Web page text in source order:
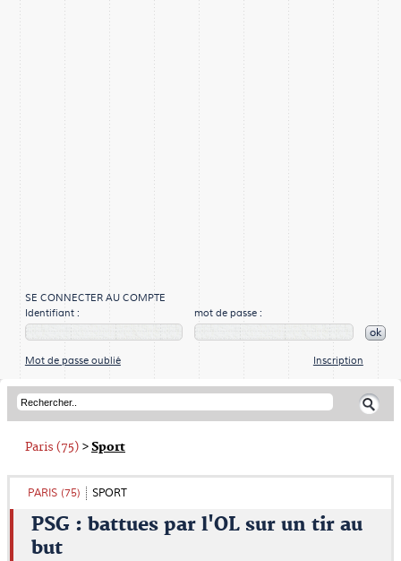
SE CONNECTER AU COMPTE
Identifiant :
mot de passe :
ok
Mot de passe oublié Inscription
Paris (75) >Sport
PARIS (75) SPORT
PSG : battues par l'OL sur un tir au
but